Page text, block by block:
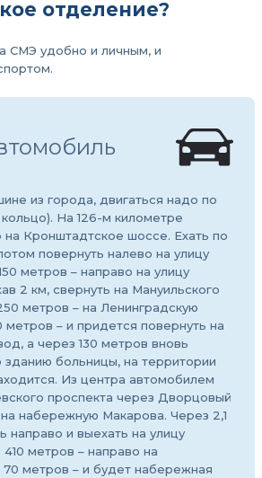
отделение?
СМЭ удобно и личным, и
из города, двигаться надо по
На 126-м километре
на Кронштадтское шоссе. Ехать по
повернуть налево на улицу
метров – направо на улицу
2 км, свернуть на Мануильского
метров – на Ленинградскую
– и придется повернуть на
а через 130 метров вновь
зданию больницы, на территории
Из центра автомобилем
проспекта через Дворцовый
набережную Макарова. Через 2,1
направо и выехать на улицу
метров – направо на
метров – и будет набережная